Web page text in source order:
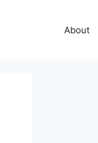
About